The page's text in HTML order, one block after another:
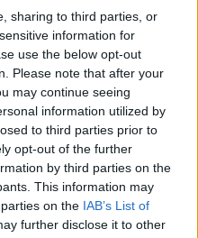
sharing to third parties, or
information for
use the below opt-out
Please note that after your
may continue seeing
information utilized by
to third parties prior to
opt-out of the further
by third parties on the
This information may
on the IAB’s List of
further disclose it to other